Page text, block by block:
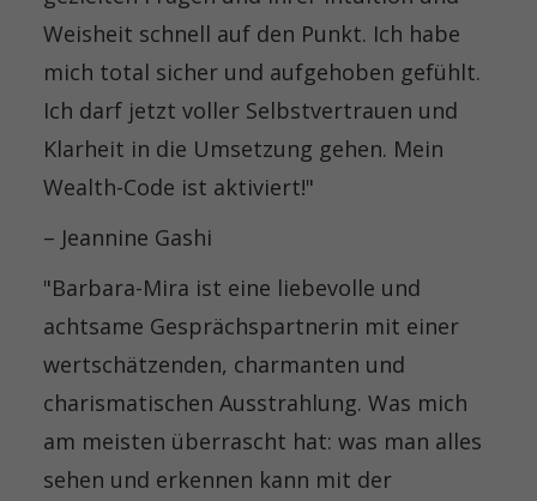
Weisheit schnell auf den Punkt. Ich habe
mich total sicher und aufgehoben gefühlt.
Ich darf jetzt voller Selbstvertrauen und
Klarheit in die Umsetzung gehen. Mein
Wealth-Code ist aktiviert!"
– Jeannine Gashi
"Barbara-Mira ist eine liebevolle und
achtsame Gesprächspartnerin mit einer
wertschätzenden, charmanten und
charismatischen Ausstrahlung. Was mich
am meisten überrascht hat: was man alles
sehen und erkennen kann mit der